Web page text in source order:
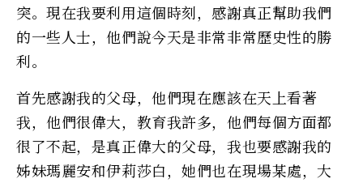
突。現在我要利用這個時刻，感謝真正幫助我們
的一些人士，他們說今天是非常非常歷史性的勝
利。
首先感謝我的父母，他們現在應該在天上看著
我，他們很偉大，教育我許多，他們每個方面都
很了不起，是真正偉大的父母，我也要感謝我的
姊妹瑪麗安和伊莉莎白，她們也在現場某處，大